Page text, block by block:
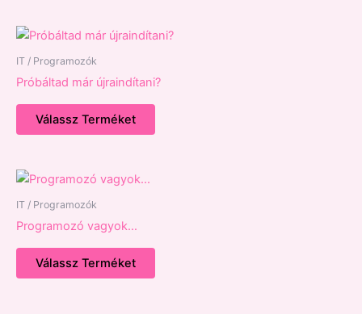
IT / Programozók
Próbáltad már újraindítani?
Válassz Terméket
IT / Programozók
Programozó vagyok…
Válassz Terméket